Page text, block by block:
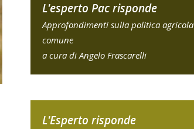
L'esperto Pac risponde
Approfondimenti sulla politica agricola
comune
a cura di Angelo Frascarelli
L'Esperto risponde